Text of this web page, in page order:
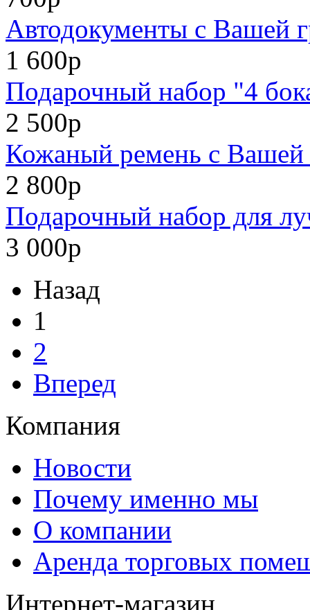
Автодокументы с Вашей
1 600р
Подарочный набор "4
2 500р
Кожаный ремень с Вашей
2 800р
Подарочный набор для
3 000р
Назад
1
2
Вперед
Компания
Новости
Почему именно мы
О компании
Аренда торговых
Интернет-магазин